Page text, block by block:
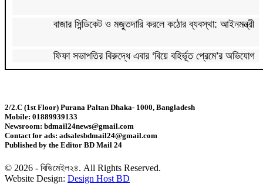
বাজার সিন্ডিকেট ও মজুতদারি করলে কঠোর ব্যবস্থা: আইনমন্ত্রী
ফিফা সভাপতির বিরুদ্ধে এবার ‘বিয়ে বহির্ভূত প্রেমে’র অভিযোগ
রাজধানীতে ২৪ ঘণ্টায় ৪৮৫ গ্রেপ্তার
হারিয়ে যাচ্ছে বাংলার চেনা বেতফল
সোনার দাম ভ‌রি‌তে বাড়ল ৪ হাজার ৩৭৪ টাকা
2/2.C (1st Floor) Purana Paltan Dhaka- 1000, Bangladesh
Mobile: 01889939133
Newsroom: bdmail24news@gmail.com
Contact for ads: adsalesbdmail24@gmail.com
Published by the Editor BD Mail 24
© 2026 - বিডিমেইল২৪. All Rights Reserved.
Website Design: Design Host BD